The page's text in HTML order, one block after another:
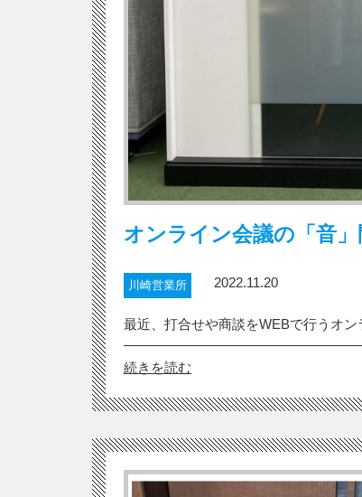
オンライン会議の「音
川崎営業所 2022.11.20
最近、打合せや商談をWEBで行うオ
続きを読む